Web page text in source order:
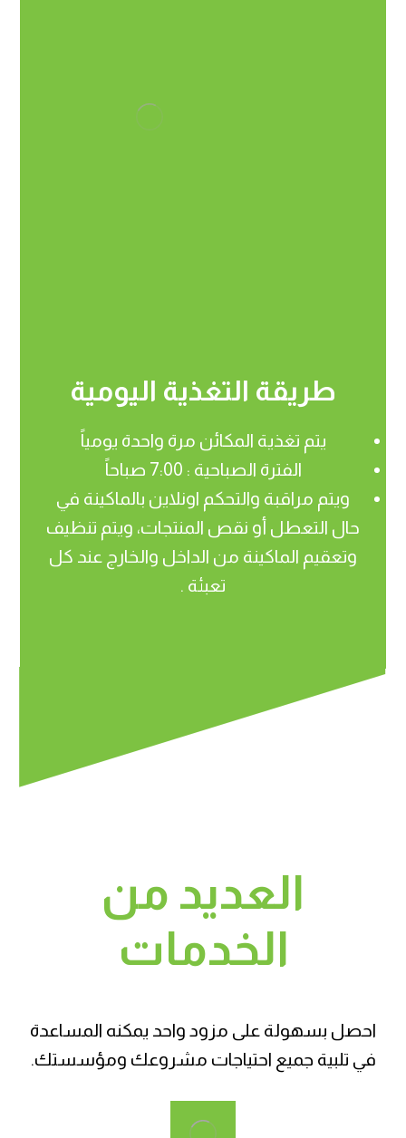
طريقة التغذية اليومية
يتم تغذية المكائن مرة واحدة يومياً
الفترة الصباحية : 7:00 صباحاً
ويتم مراقبة والتحكم اونلاين بالماكينة في
حال التعطل أو نقص المنتجات، ويتم تنظيف
وتعقيم الماكينة من الداخل والخارج عند كل
تعبئة .
العديد من
الخدمات
احصل بسهولة على مزود واحد يمكنه المساعدة
في تلبية جميع احتياجات مشروعك ومؤسستك.